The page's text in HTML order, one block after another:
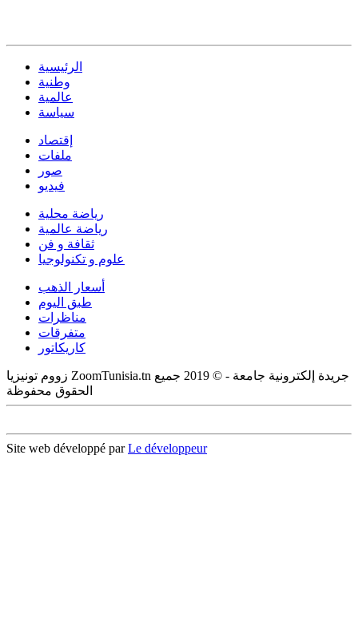
الرئيسية
وطنية
عالمية
سياسة
إقتصاد
ملفات
صور
فيديو
رياضة محلية
رياضة عالمية
ثقافة و فن
علوم و تكنولوجيا
أسعار الذهب
طبق اليوم
مناظرات
متفرقات
كاريكاتور
زووم تونيزيا ZoomTunisia.tn جريدة إلكترونية جامعة - © 2019 جميع
الحقوق محفوظة
Site web développé parLe développeur